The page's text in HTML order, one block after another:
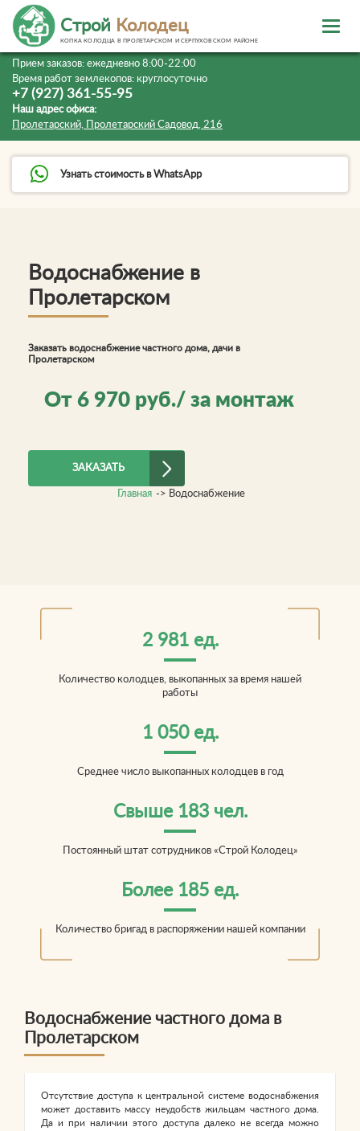
Прием заказов: ежедневно 8:00-22:00
Время работ землекопов: круглосуточно
+7 (927) 361-55-95
Наш адрес офиса:
Пролетарский, Пролетарский Садовод, 216
Узнать стоимость в WhatsApp
Строй Колодец
КОПКА КОЛОДЦА В ПРОЛЕТАРСКОМ И СЕРПУХОВСКОМ РАЙОНЕ
Водоснабжение в
Пролетарском
Заказать водоснабжение частного дома, дачи в
Пролетарском
От 6 970 руб./ за монтаж
ЗАКАЗАТЬ
Главная -> Водоснабжение
2 981 ед.
Количество колодцев, выкопанных за время нашей
работы
1 050 ед.
Среднее число выкопанных колодцев в год
Свыше 183 чел.
Постоянный штат сотрудников «Строй Колодец»
Более 185 ед.
Количество бригад в распоряжении нашей компании
Водоснабжение частного дома в
Пролетарском
Отсутствие доступа к центральной системе водоснабжения
может доставить массу неудобств жильцам частного дома.
Да и при наличии этого доступа далеко не всегда можно